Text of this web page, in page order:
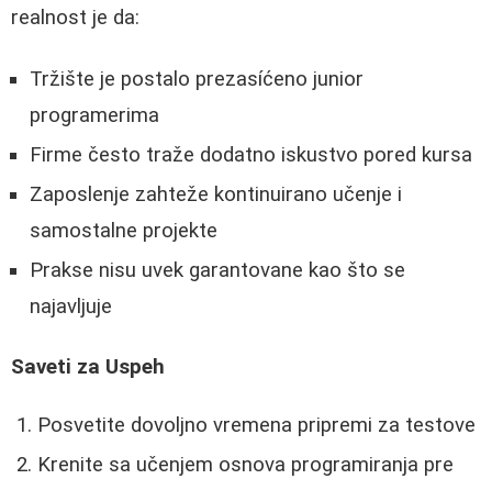
realnost je da:
Tržište je postalo prezasíćeno junior
programerima
Firme često traže dodatno iskustvo pored kursa
Zaposlenje zahteže kontinuirano učenje i
samostalne projekte
Prakse nisu uvek garantovane kao što se
najavljuje
Saveti za Uspeh
Posvetite dovoljno vremena pripremi za testove
Krenite sa učenjem osnova programiranja pre